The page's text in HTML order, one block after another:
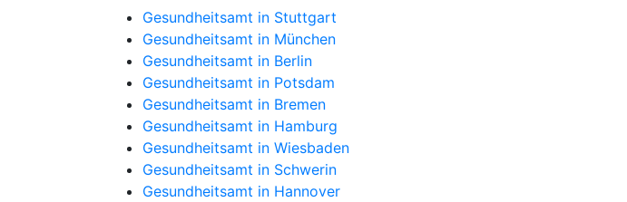
Gesundheitsamt in Stuttgart
Gesundheitsamt in München
Gesundheitsamt in Berlin
Gesundheitsamt in Potsdam
Gesundheitsamt in Bremen
Gesundheitsamt in Hamburg
Gesundheitsamt in Wiesbaden
Gesundheitsamt in Schwerin
Gesundheitsamt in Hannover